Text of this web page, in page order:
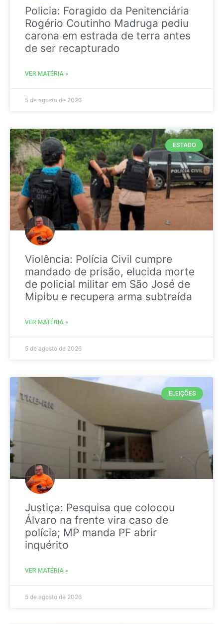
Policia: Foragido da Penitenciária
Rogério Coutinho Madruga pediu
carona em estrada de terra antes
de ser recapturado
VER MATÉRIA »
5 de agosto de 2026
ESTADO
Violência: Polícia Civil cumpre
mandado de prisão, elucida morte
de policial militar em São José de
Mipibu e recupera arma subtraída
VER MATÉRIA »
5 de agosto de 2026
ELEIÇÕES
Justiça: Pesquisa que colocou
Álvaro na frente vira caso de
polícia; MP manda PF abrir
inquérito
VER MATÉRIA »
5 de agosto de 2026